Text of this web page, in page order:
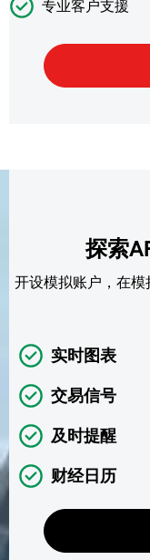
专业客户支援
探索
开设模拟账户，在
实时图表
交易信号
及时提醒
财经日历